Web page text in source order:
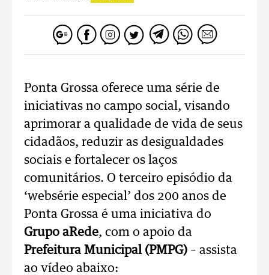
Ponta Grossa oferece uma série de
iniciativas no campo social, visando
aprimorar a qualidade de vida de seus
cidadãos, reduzir as desigualdades
sociais e fortalecer os laços
comunitários. O terceiro episódio da
‘websérie especial’ dos 200 anos de
Ponta Grossa é uma iniciativa do
Grupo aRede, com o apoio da
Prefeitura Municipal (PMPG) – assista
ao vídeo abaixo: